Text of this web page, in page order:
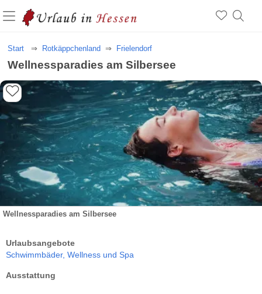
Start Rotkäppchenland Frielendorf
Wellnessparadies am Silbersee
Wellnessparadies am Silbersee
Urlaubsangebote
Schwimmbäder, Wellness und Spa
Ausstattung